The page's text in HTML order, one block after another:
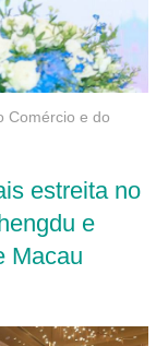
estreita no
e
Macau